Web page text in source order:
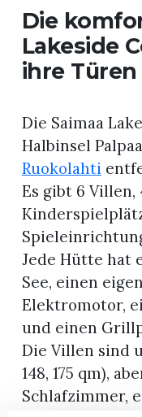
Die
Lakeside
ihre Türen
Die Saimaa
Halbinsel
Ruokolahti
Es gibt 6 Villen,
Jede Hütte hat
See, einen
Elektromotor,
und einen
Die Villen sind
148, 175 qm),
Schlafzimmer,